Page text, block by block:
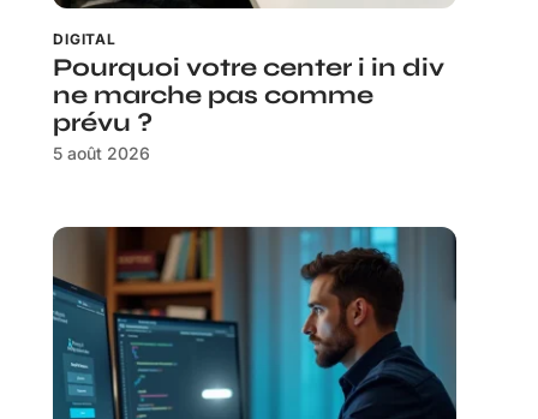
DIGITAL
Pourquoi votre center i in div
ne marche pas comme
prévu ?
5 août 2026